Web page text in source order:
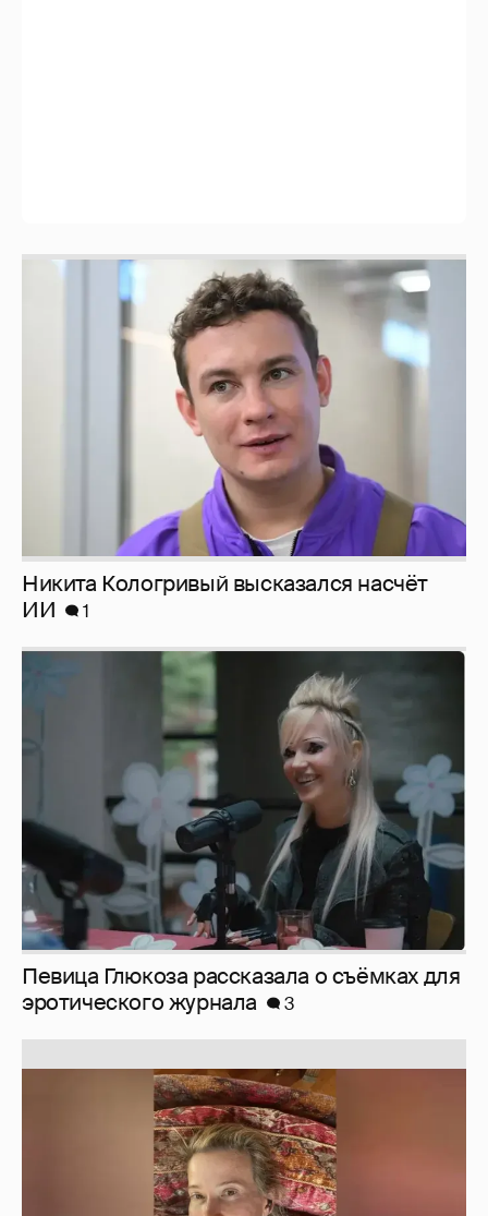
Никита Кологривый высказался насчёт
ИИ
1
Певица Глюкоза рассказала о съёмках для
эротического журнала
3